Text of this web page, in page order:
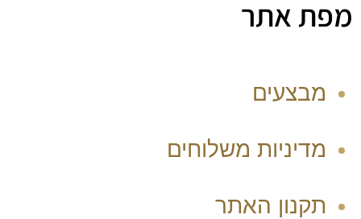
מפת אתר
מבצעים
מדיניות משלוחים
תקנון האתר